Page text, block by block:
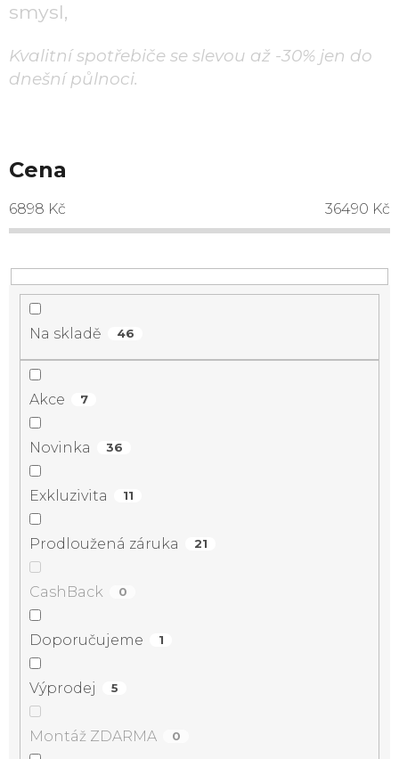
smysl,
Kvalitní spotřebiče se slevou až -30% jen do
dnešní půlnoci.
Cena
6898 Kč 36490 Kč
Na skladě 46
Akce 7
Novinka 36
Exkluzivita 11
Prodloužená záruka 21
CashBack 0
Doporučujeme 1
Výprodej 5
Montáž ZDARMA 0